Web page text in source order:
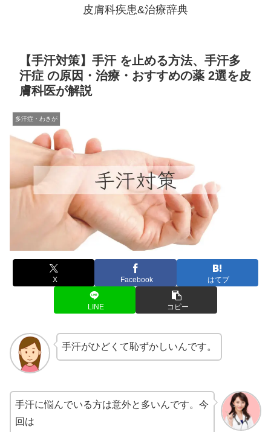
皮膚科疾患&治療辞典
【手汗対策】手汗 を止める方法、手汗多
汗症 の原因・治療・おすすめの薬 2選を皮
膚科医が解説
多汗症・わきが
X Facebook はてブ
LINE コピー
手汗がひどくて恥ずかしいんです。
手汗に悩んでいる方は意外と多いんです。 今
回は